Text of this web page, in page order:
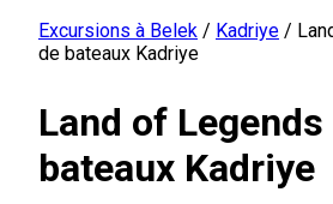
Excursions à Belek / Kadriye /
de bateaux Kadriye
Land of
bateaux Kadriye